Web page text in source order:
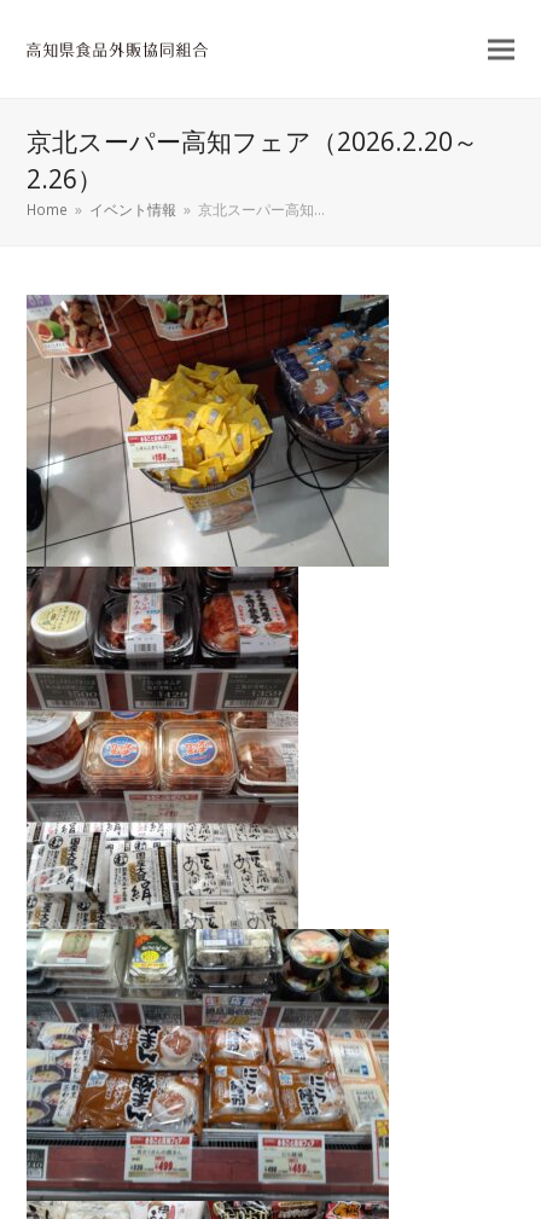
京北スーパー高知フェア（2026.2.20～
2.26）
Home » イベント情報 » 京北スーパー高知…